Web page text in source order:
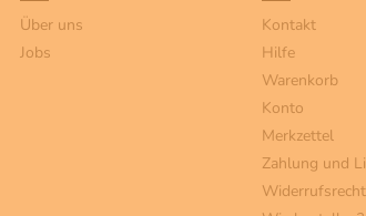
Über uns
Jobs
Kontakt
Hilfe
Warenkorb
Konto
Merkzettel
Zahlung und
Widerrufsrecht